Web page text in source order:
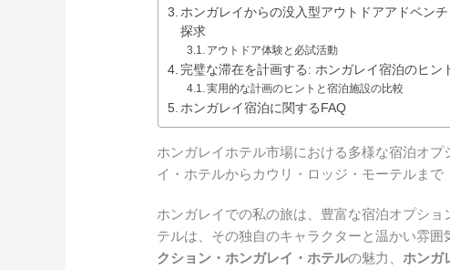
ホンガレイからの没入型アウトドアアドベン
探求
アウトドア体験と必試活動
完璧な滞在を計画する: ホンガレイ宿泊のヒン
実用的な計画のヒントと宿泊施設の比較
ホンガレイ宿泊に関するFAQ
ホンガレイホテル市場における多様な宿泊オ
イ・ホテルからカウリ・ロッジ・モーテルまで
ホンガレイでの私の旅は、豊富な宿泊オプシ
テルは、その独自のキャラクターと温かい雰
クション・ホンガレイ・ホテルの魅力、ホンガ